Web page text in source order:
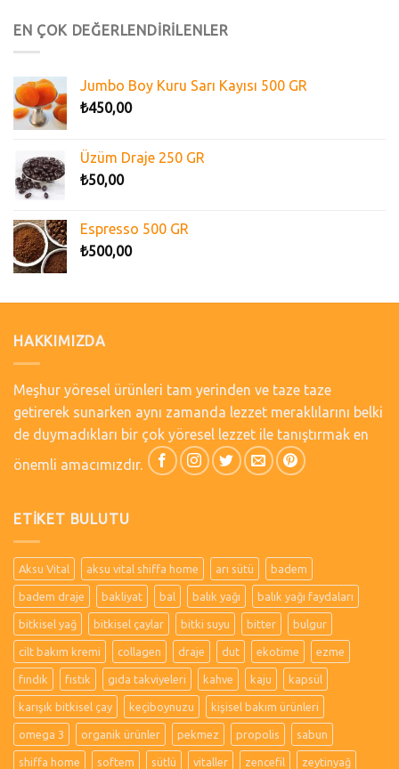
EN ÇOK DEĞERLENDİRİLENLER
Jumbo Boy Kuru Sarı Kayısı 500 GR
₺450,00
Üzüm Draje 250 GR
₺50,00
Espresso 500 GR
₺500,00
HAKKIMIZDA
Meşhur yöresel ürünleri tam yerinden ve taze taze
getirerek sunarken aynı zamanda lezzet meraklılarını belki
de duymadıkları bir çok yöresel lezzet ile tanıştırmak en
önemli amacımızdır.
ETIKET BULUTU
Aksu Vital aksu vital shiffa home arı sütü badem
badem draje bakliyat bal balık yağı balık yağı faydaları
bitkisel yağ bitkisel çaylar bitki suyu bitter bulgur
cilt bakım kremi collagen draje dut ekotime ezme
fındık fıstık gıda takviyeleri kahve kaju kapsül
karışık bitkisel çay keçiboynuzu kişisel bakım ürünleri
omega 3 organik ürünler pekmez propolis sabun
shiffa home softem sütlü vitaller zencefil zeytinyağ